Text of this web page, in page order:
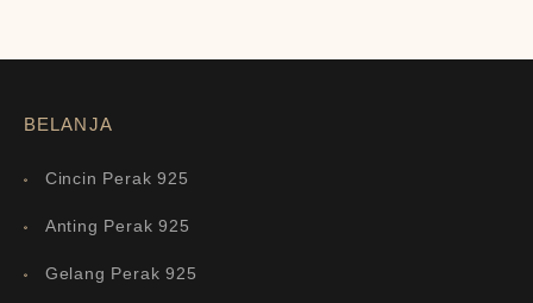
BELANJA
Cincin Perak 925
Anting Perak 925
Gelang Perak 925